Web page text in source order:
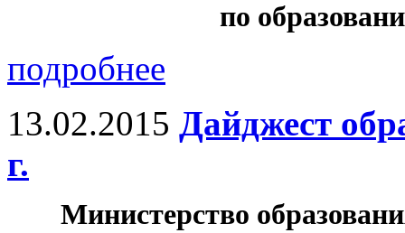
по
подробнее
13.02.2015 Дайджест
г.
Министерство